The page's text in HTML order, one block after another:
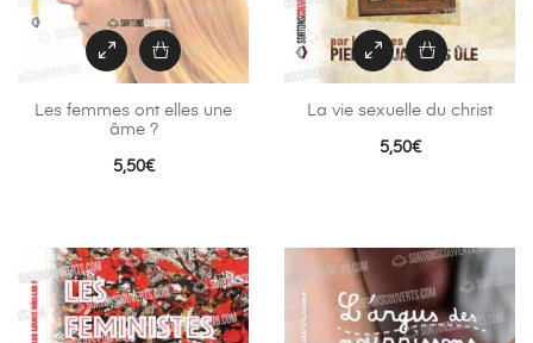
Les femmes ont elles une
âme ?
5,50€
La vie sexuelle du christ
5,50€